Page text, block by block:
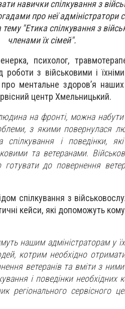
навички спілкування з
про неї адміністратори
"Етика спілкування з
членами їх сімей".
психолог,
роботи з військовими і
ментальне здоров’я
центр Хмельницький.
на фронті, можна
з якими повернулася
і поведінки,
та ветеранами.
до повернення
спілкування з
кейси, які допоможуть
нашим адміністраторам у
котрим необхідно
ветеранів та вміти з
і поведінки необхідних
регіонального сервісного